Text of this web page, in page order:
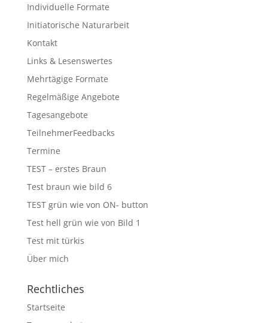
Individuelle Formate
Initiatorische Naturarbeit
Kontakt
Links & Lesenswertes
Mehrtägige Formate
Regelmäßige Angebote
Tagesangebote
TeilnehmerFeedbacks
Termine
TEST – erstes Braun
Test braun wie bild 6
TEST grün wie von ON- button
Test hell grün wie von Bild 1
Test mit türkis
Über mich
Rechtliches
Startseite